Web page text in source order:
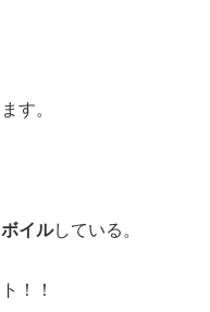
す。
イルしている。
！！